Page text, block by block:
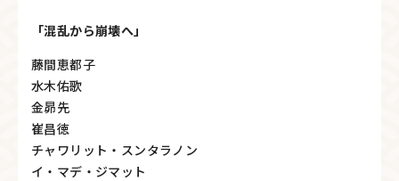
「混乱から崩壊へ」
藤間恵都子
水木佑歌
金昴先
崔昌徳
チャワリット・スンタラノン
イ・マデ・ジマット